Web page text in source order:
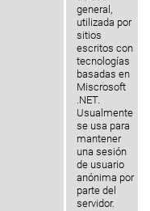
general,
utilizada por
sitios
escritos con
tecnologías
basadas en
Miscrosoft
.NET.
Usualmente
se usa para
mantener
una sesión
de usuario
anónima por
parte del
servidor.